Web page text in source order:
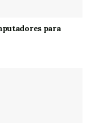
para